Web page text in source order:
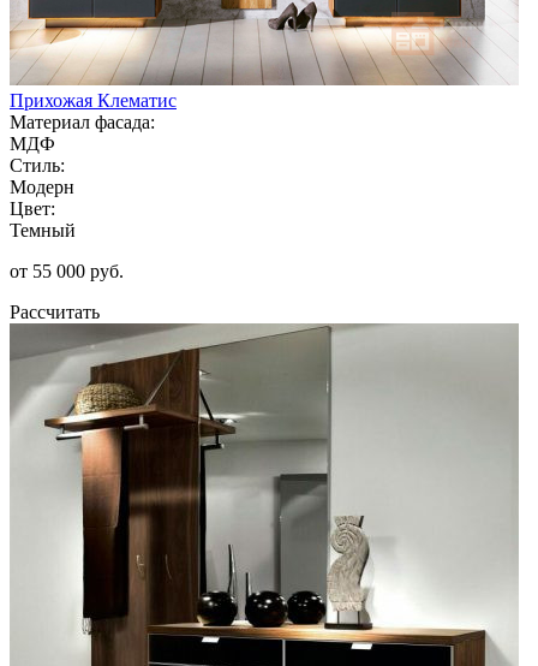
Прихожая Клематис
Материал фасада:
МДФ
Стиль:
Модерн
Цвет:
Темный
от 55 000 руб.
Рассчитать